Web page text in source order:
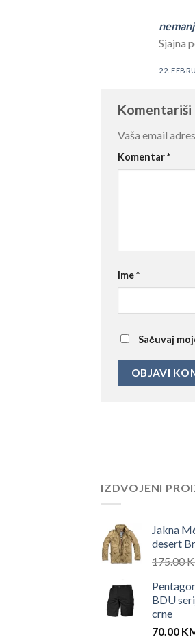
Sjajna
22.
Komentariši
Vaša email
Komentar*
Ime*
Sačuvaj
IZDVOJENI
Jakna
desert
175.00
BDU
crne
70.00